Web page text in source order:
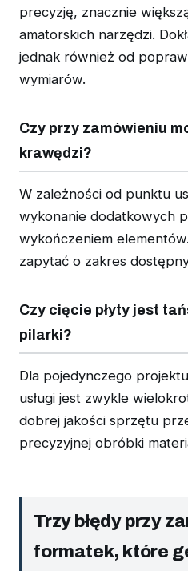
precyzję, znacznie
amatorskich narzędzi.
jednak również od
wymiarów.
Czy przy zamówieniu
krawędzi?
W zależności od punktu
wykonanie dodatkowych
wykończeniem
zapytać o zakres
Czy cięcie płyty jest
pilarki?
Dla pojedynczego
usługi jest zwykle
dobrej jakości sprzętu
precyzyjnej obróbki
Trzy błędy przy
formatek, które